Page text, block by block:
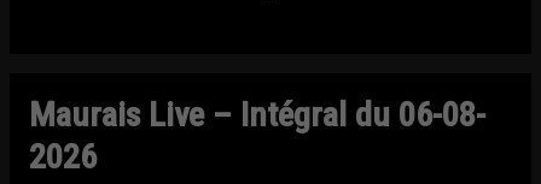
Maurais Live – Intégral du 06-08-
2026